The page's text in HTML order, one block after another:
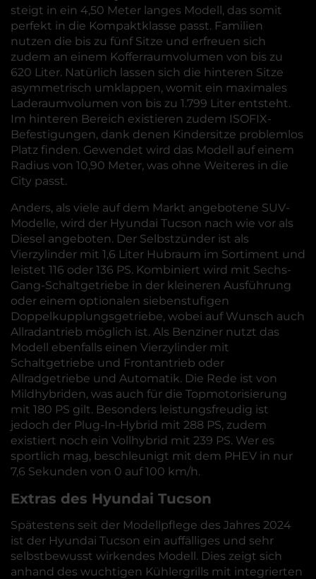
steigt in ein 4,50 Meter langes Modell, das somit
perfekt in die Kompaktklasse passt. Familien
nutzen die bis zu fünf Sitze und erfreuen sich
zudem an einem Kofferraumvolumen von bis zu
620 Liter. Natürlich lassen sich die hinteren Sitze
asymmetrisch umklappen, womit ein maximales
Laderaumvolumen von bis zu 1.799 Liter entsteht.
Im hinteren Bereich existieren zudem ISOFIX-
Befestigungen, dank denen Kindersitze problemlos
Platz finden. Gewendet wird das Modell auf einem
Radius von 10,90 Meter, was ohne Weiteres in die
City passt.
Anders, als viele auf dem Markt angebotene SUV-
Modelle, wird der Hyundai Tucson nach wie vor als
Diesel angeboten. Der Selbstzünder ist als
Vierzylinder mit 1,6 Liter Hubraum im Sortiment und
leistet 116 oder 136 PS. Kombiniert wird mit Sechs-
Gang-Schaltgetriebe in der kleineren Ausführung
oder einem optionalen siebenstufigen
Doppelkupplungsgetriebe, wobei auf Wunsch auch
Allradantrieb möglich ist. Als Benziner nutzt das
Modell ebenfalls einen Vierzylinder mit
Schaltgetriebe und Frontantrieb oder
Allradgetriebe und Automatik. Die Rede ist von
Mildhybriden, was auch für die Topmotorisierung
mit 180 PS gilt. Besonders leistungsfreudig ist
jedoch der Plug-In-Hybrid mit 288 PS, zudem
existiert noch ein Vollhybrid mit 239 PS. Wer es
sportlich mag, beschleunigt mit dem PHEV in nur
7,6 Sekunden von 0 auf 100 km/h.
Extras des Hyundai Tucson
Spätestens seit der Modellpflege des Jahres 2024
ist der Hyundai Tucson ein auffälliges und sehr
selbstbewusst wirkendes Modell. Dies zeigt sich
anhand des wuchtigen Kühlergrills mit integrierten